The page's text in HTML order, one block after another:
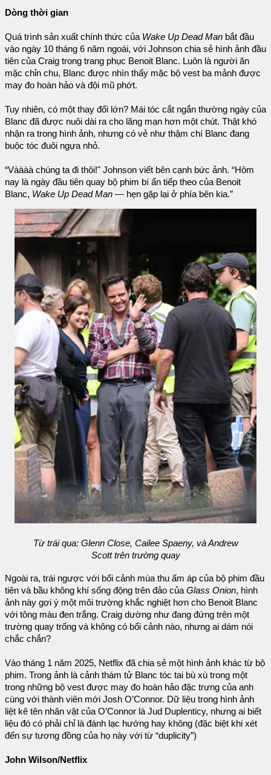
Dòng thời gian
Quá trình sản xuất chính thức của Wake Up Dead Man bắt đầu
vào ngày 10 tháng 6 năm ngoái, với Johnson chia sẻ hình ảnh đầu
tiên của Craig trong trang phục Benoit Blanc. Luôn là người ăn
mặc chỉn chu, Blanc được nhìn thấy mặc bộ vest ba mảnh được
may đo hoàn hảo và đội mũ phớt.
Tuy nhiên, có một thay đổi lớn? Mái tóc cắt ngắn thường ngày của
Blanc đã được nuôi dài ra cho lãng mạn hơn một chút. Thật khó
nhận ra trong hình ảnh, nhưng có vẻ như thậm chí Blanc đang
buộc tóc đuôi ngựa nhỏ.
“Vàààà chúng ta đi thôi!" Johnson viết bên cạnh bức ảnh. “Hôm
nay là ngày đầu tiên quay bộ phim bí ẩn tiếp theo của Benoit
Blanc, Wake Up Dead Man — hẹn gặp lại ở phía bên kia.”
Từ trái qua: Glenn Close, Cailee Spaeny, và Andrew
Scott trên trường quay
Ngoài ra, trái ngược với bối cảnh mùa thu ấm áp của bộ phim đầu
tiên và bầu không khí sống động trên đảo của Glass Onion, hình
ảnh này gợi ý một môi trường khắc nghiệt hơn cho Benoit Blanc
với tông màu đen trắng. Craig dường như đang đứng trên một
trường quay trống và không có bối cảnh nào, nhưng ai dám nói
chắc chắn?
Vào tháng 1 năm 2025, Netflix đã chia sẻ một hình ảnh khác từ bộ
phim. Trong ảnh là cảnh thám tử Blanc tóc tai bù xù trong một
trong những bộ vest được may đo hoàn hảo đặc trưng của anh
cùng với thành viên mới Josh O’Connor. Dữ liệu trong hình ảnh
liệt kê tên nhân vật của O’Connor là Jud Duplenticy, nhưng ai biết
liệu đó có phải chỉ là đánh lạc hướng hay không (đặc biệt khi xét
đến sự tương đồng của họ này với từ “duplicity”)
John Wilson/Netflix